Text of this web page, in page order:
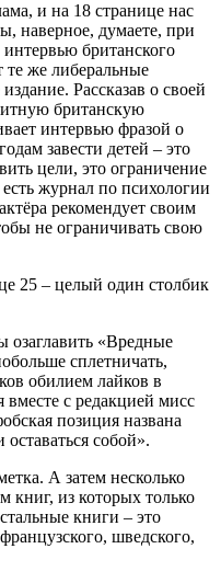
и на 18 странице нас
наверное, думаете, при
британского
те же либеральные
Рассказав о своей
британскую
интервью фразой о
завести детей – это
цели, это ограничение
журнал по психологии
рекомендует своим
не ограничивать свою
25 – целый один столбик
«Вредные
сплетничать,
обилием лайков в
вместе с редакцией мисс
позиция названа
собой».
А затем несколько
книг, из которых только
книги – это
шведского,